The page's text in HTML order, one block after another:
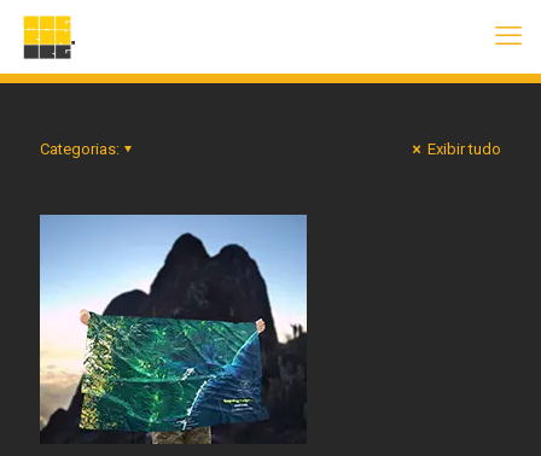
Categorias: Exibir tudo